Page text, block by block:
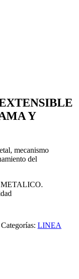
Y
mecanismo
del
Categorías: LINEA